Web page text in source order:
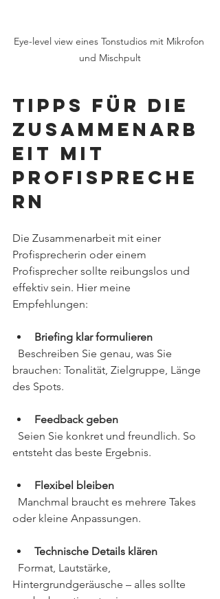
Eye-level view eines Tonstudios mit Mikrofon
und Mischpult
Tipps für die
Zusammenarb
eit mit
Profispreche
rn
Die Zusammenarbeit mit einer
Profisprecherin oder einem
Profisprecher sollte reibungslos und
effektiv sein. Hier meine
Empfehlungen:
Briefing klar formulieren
brauchen: Tonalität, Zielgruppe, Länge
des Spots.
Feedback geben
entsteht das beste Ergebnis.
Flexibel bleiben
oder kleine Anpassungen.
Technische Details klären
Hintergrundgeräusche – alles sollte